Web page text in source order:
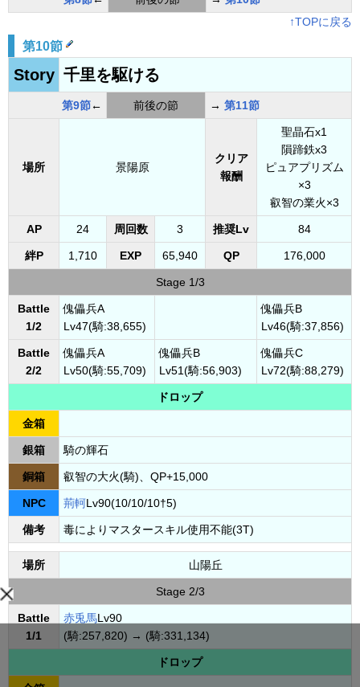
↑TOPに戻る
第10節
Story 千里を駆ける
第9節← 前後の節 → 第11節
場所 景陽原
クリア
報酬
聖晶石x1
隕蹄鉄x3
ピュアプリズム
×3
叡智の業火×3
AP 24 周回数 3 推奨Lv 84
絆P 1,710 EXP 65,940 QP 176,000
Stage 1/3
Battle
1/2
傀儡兵A
Lv47(騎:38,655)
傀儡兵B
Lv46(騎:37,856)
Battle
2/2
傀儡兵A
Lv50(騎:55,709)
傀儡兵B
Lv51(騎:56,903)
傀儡兵C
Lv72(騎:88,279)
ドロップ
金箱
銀箱 騎の輝石
銅箱 叡智の大火(騎)、QP+15,000
NPC 荊軻Lv90(10/10/10†5)
備考 毒によりマスタースキル使用不能(3T)
場所 山陽丘
Stage 2/3
Battle
1/1
赤兎馬Lv90
(騎:257,820) → (騎:331,134)
ドロップ